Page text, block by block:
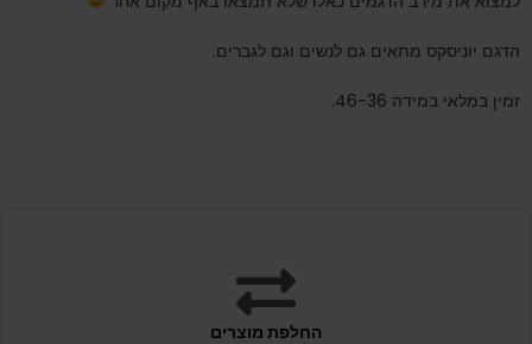
הדגם יוניסקס מתאים גם לנשים וגם לגברים.
זמין במלאי במידה 46-36.
החלפת מוצרים